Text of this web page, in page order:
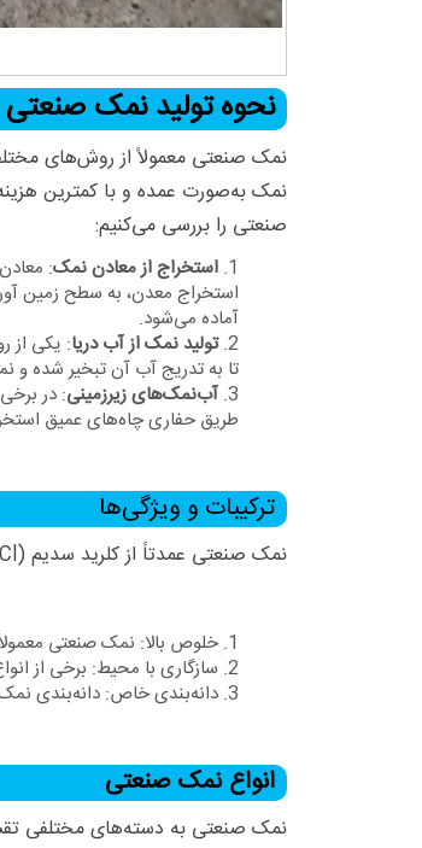
نحوه تولید نمک صنعتی
نمک صنعتی معمولاً از روش‌های
نمک به‌صورت عمده و با کمترین
صنعتی را بررسی می‌کنیم:
استخراج از معادن نمک:
استخراج معدن، به سطح زمین
آماده می‌شود.
تولید نمک از آب دریا: یکی از
تا به تدریج آب آن تبخیر شده و
آب‌نمک‌های زیرزمینی: در
طریق حفاری چاه‌های عمیق
ترکیبات و ویژگی‌ها
نمک صنعتی عمدتاً از کلرید سدیم (NaCl) تشکیل شده است، اما ممکن است شامل مواد دیگری نیز باشد. برخی از ویژگی‌های آن به شرح زیر است:
خلوص بالا: نمک صنعتی
سازگاری با محیط: برخی از
دانه‌بندی خاص: دانه‌بندی
انواع نمک صنعتی
نمک صنعتی به دسته‌های مختلفی